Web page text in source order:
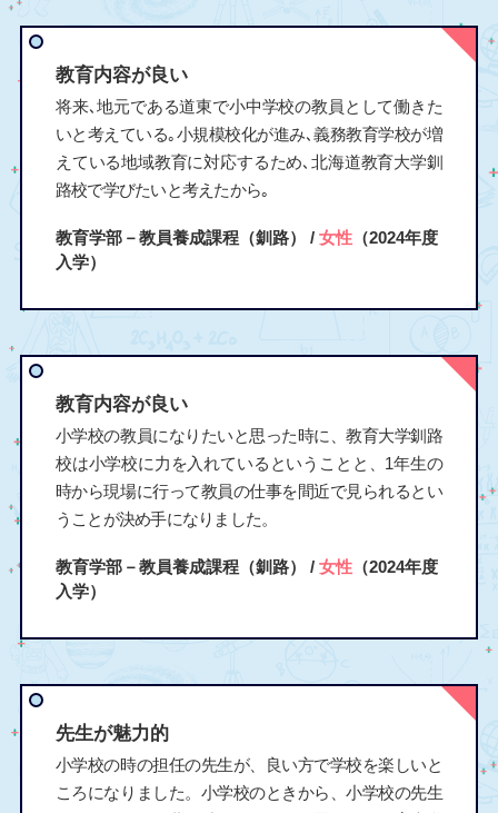
教育内容が良い
将来､地元である道東で小中学校の教員として働きた
いと考えている｡小規模校化が進み､義務教育学校が増
えている地域教育に対応するため､北海道教育大学釧
路校で学びたいと考えたから｡
教育学部－教員養成課程（釧路） / 女性（2024年度
入学）
教育内容が良い
小学校の教員になりたいと思った時に、教育大学釧路
校は小学校に力を入れているということと、1年生の
時から現場に行って教員の仕事を間近で見られるとい
うことが決め手になりました。
教育学部－教員養成課程（釧路） / 女性（2024年度
入学）
先生が魅力的
小学校の時の担任の先生が、良い方で学校を楽しいと
ころになりました。小学校のときから、小学校の先生